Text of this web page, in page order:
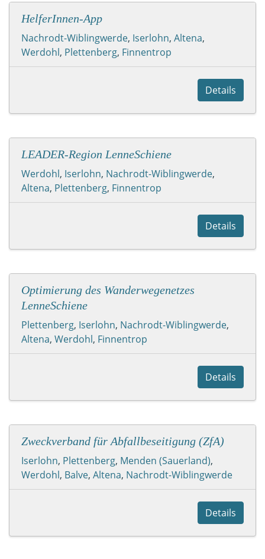
HelferInnen-App
Nachrodt-Wiblingwerde, Iserlohn, Altena,
Werdohl, Plettenberg, Finnentrop
Details
LEADER-Region LenneSchiene
Werdohl, Iserlohn, Nachrodt-Wiblingwerde,
Altena, Plettenberg, Finnentrop
Details
Optimierung des Wanderwegenetzes
LenneSchiene
Plettenberg, Iserlohn, Nachrodt-Wiblingwerde,
Altena, Werdohl, Finnentrop
Details
Zweckverband für Abfallbeseitigung (ZfA)
Iserlohn, Plettenberg, Menden (Sauerland),
Werdohl, Balve, Altena, Nachrodt-Wiblingwerde
Details